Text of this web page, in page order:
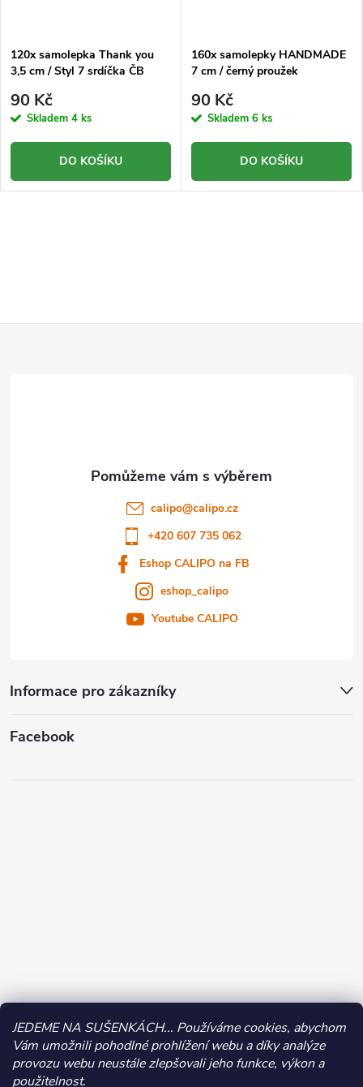
JEDEME NA SUŠENKÁCH... Používáme cookies, abychom
Vám umožnili pohodlné prohlížení webu a díky analýze
provozu webu neustále zlepšovali jeho funkce, výkon a
použitelnost.
120x samolepka Thank you
3,5 cm / Styl 7 srdíčka ČB
90 Kč
Skladem 4 ks
DO KOŠÍKU
160x samolepky HANDMADE
7 cm / černý proužek
90 Kč
Skladem 6 ks
DO KOŠÍKU
Informace pro zákazníky
calipo@calipo.cz
+420 607 735 062
Eshop CALIPO na FB
eshop_calipo
Youtube CALIPO
Facebook